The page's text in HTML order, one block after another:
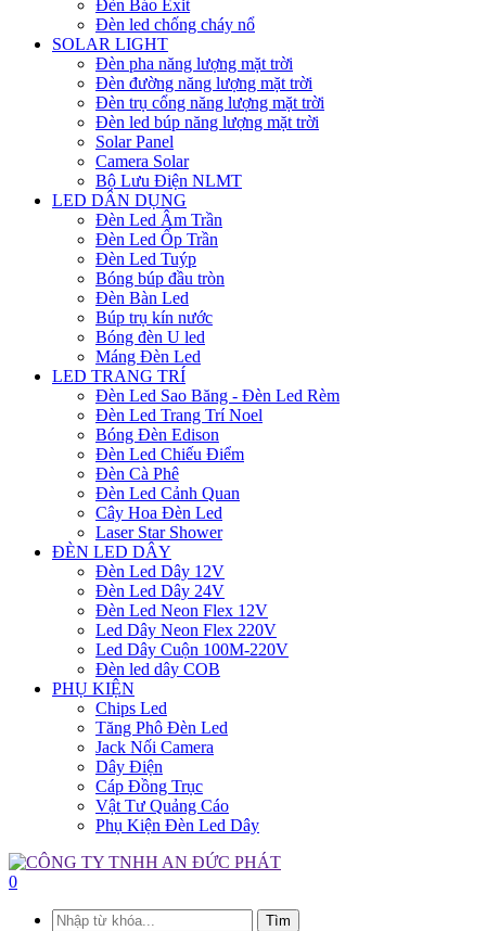
Đèn Báo Exit
Đèn led chống cháy nổ
SOLAR LIGHT
Đèn pha năng lượng mặt trời
Đèn đường năng lượng mặt trời
Đèn trụ cổng năng lượng mặt trời
Đèn led búp năng lượng mặt trời
Solar Panel
Camera Solar
Bộ Lưu Điện NLMT
LED DÂN DỤNG
Đèn Led Âm Trần
Đèn Led Ốp Trần
Đèn Led Tuýp
Bóng búp đầu tròn
Đèn Bàn Led
Búp trụ kín nước
Bóng đèn U led
Máng Đèn Led
LED TRANG TRÍ
Đèn Led Sao Băng - Đèn Led Rèm
Đèn Led Trang Trí Noel
Bóng Đèn Edison
Đèn Led Chiếu Điểm
Đèn Cà Phê
Đèn Led Cảnh Quan
Cây Hoa Đèn Led
Laser Star Shower
ĐÈN LED DÂY
Đèn Led Dây 12V
Đèn Led Dây 24V
Đèn Led Neon Flex 12V
Led Dây Neon Flex 220V
Led Dây Cuộn 100M-220V
Đèn led dây COB
PHỤ KIỆN
Chips Led
Tăng Phô Đèn Led
Jack Nối Camera
Dây Điện
Cáp Đồng Trục
Vật Tư Quảng Cáo
Phụ Kiện Đèn Led Dây
0
Tìm